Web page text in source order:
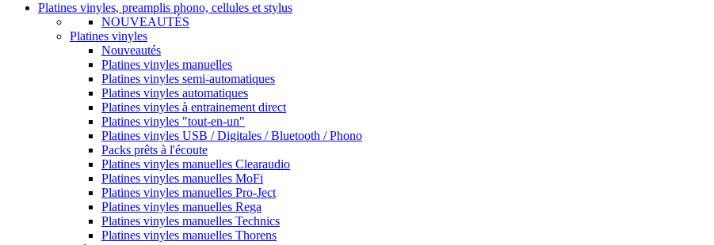
Platines vinyles, preamplis phono, cellules et stylus
NOUVEAUTÉS
Platines vinyles
Nouveautés
Platines vinyles manuelles
Platines vinyles semi-automatiques
Platines vinyles automatiques
Platines vinyles à entrainement direct
Platines vinyles "tout-en-un"
Platines vinyles USB / Digitales / Bluetooth / Phono
Packs prêts à l'écoute
Platines vinyles manuelles Clearaudio
Platines vinyles manuelles MoFi
Platines vinyles manuelles Pro-Ject
Platines vinyles manuelles Rega
Platines vinyles manuelles Technics
Platines vinyles manuelles Thorens